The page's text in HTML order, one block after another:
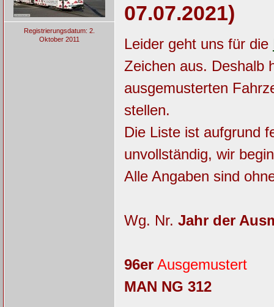
Registrierungsdatum: 2.
Oktober 2011
07.07.2021)
Leider geht uns für die
Zeichen aus. Deshalb
ausgemusterten
stellen.
Die Liste ist aufgrund
unvollständig, wir
Alle Angaben sind
Wg. Nr. Jahr der
96er Ausgemustert
MAN NG 312